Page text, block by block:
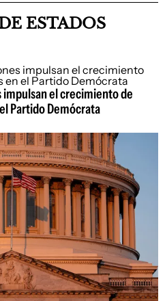
ESTADOS
el crecimiento de
Partido Demócrata